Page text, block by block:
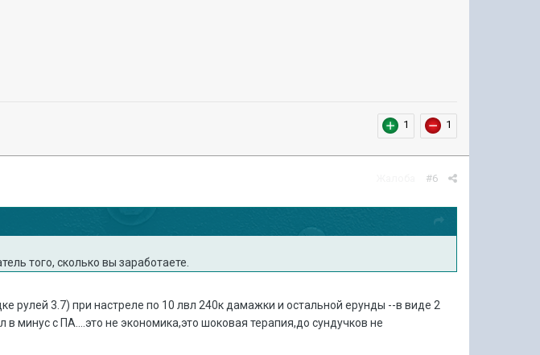
1 1
#6
того, сколько вы заработаете.
рулей 3.7) при настреле по 10 лвл 240к дамажки и остальной ерунды --в виде 2
минус с ПА....это не экономика,это шоковая терапия,до сундучков не